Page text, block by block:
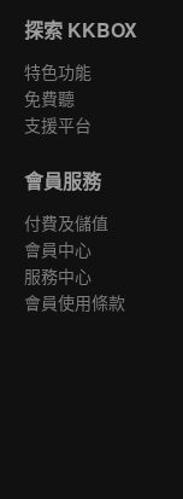
探索 KKBOX
特色功能
免費聽
支援平台
會員服務
付費及儲值
會員中心
服務中心
會員使用條款